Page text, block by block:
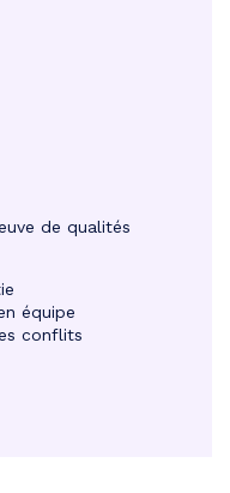
de qualités
équipe
conflits